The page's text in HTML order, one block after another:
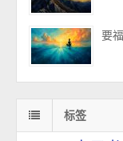
要
标签